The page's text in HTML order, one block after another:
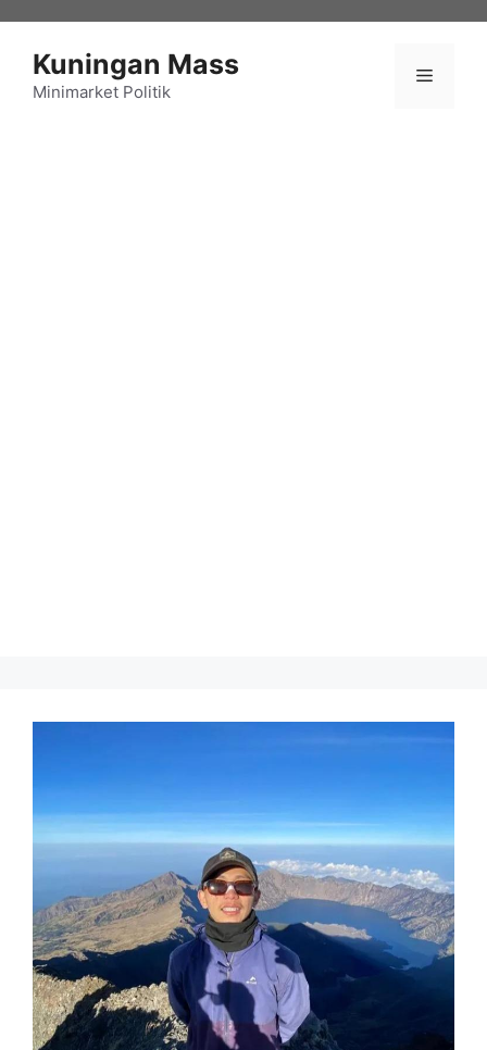
Kuningan Mass
Minimarket Politik
Menu